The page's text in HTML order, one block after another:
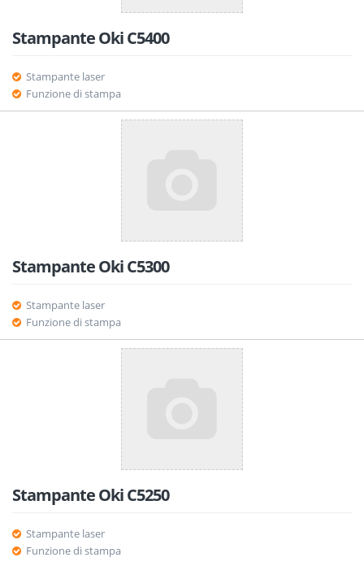
Stampante Oki C5400
Stampante laser
Funzione di stampa
Stampante Oki C5300
Stampante laser
Funzione di stampa
Stampante Oki C5250
Stampante laser
Funzione di stampa